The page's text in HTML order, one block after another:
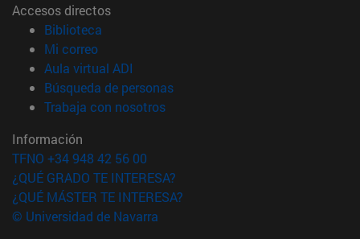
Accesos directos
Biblioteca
Mi correo(abre en nueva ventana)
Aula virtual ADI
Búsqueda de personas(abre en nueva ventana)
Trabaja con nosotros(abre en nueva ventana)
Información
TFNO +34 948 42 56 00
¿QUÉ GRADO TE INTERESA?
¿QUÉ MÁSTER TE INTERESA?
© Universidad de Navarra